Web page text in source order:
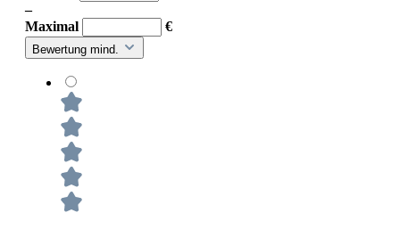
–
Maximal
€
Bewertung mind.